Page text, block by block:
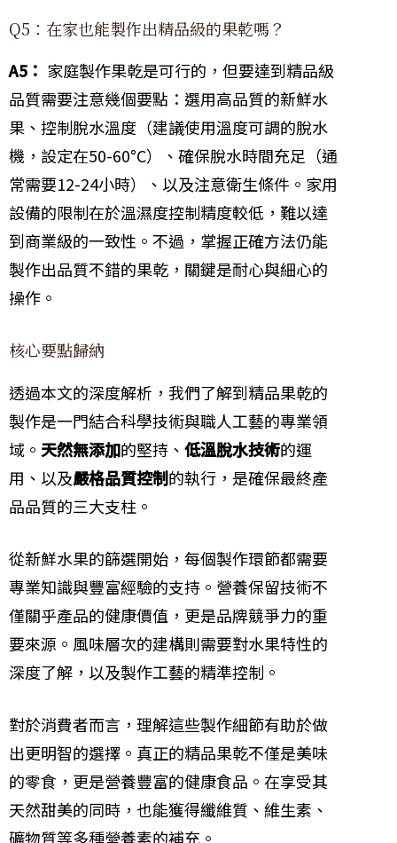
Q5：在家也能製作出精品級的果乾嗎？
A5： 家庭製作果乾是可行的，但要達到精品級
品質需要注意幾個要點：選用高品質的新鮮水
果、控制脫水溫度（建議使用溫度可調的脫水
機，設定在50-60°C）、確保脫水時間充足（通
常需要12-24小時）、以及注意衛生條件。家用
設備的限制在於溫濕度控制精度較低，難以達
到商業級的一致性。不過，掌握正確方法仍能
製作出品質不錯的果乾，關鍵是耐心與細心的
操作。
核心要點歸納
透過本文的深度解析，我們了解到精品果乾的
製作是一門結合科學技術與職人工藝的專業領
域。 天然無添加的堅持、 低溫脫水技術的運
用、以及嚴格品質控制的執行，是確保最終產
品品質的三大支柱。
從新鮮水果的篩選開始，每個製作環節都需要
專業知識與豐富經驗的支持。營養保留技術不
僅關乎產品的健康價值，更是品牌競爭力的重
要來源。風味層次的建構則需要對水果特性的
深度了解，以及製作工藝的精準控制。
對於消費者而言，理解這些製作細節有助於做
出更明智的選擇。真正的精品果乾不僅是美味
的零食，更是營養豐富的健康食品。在享受其
天然甜美的同時，也能獲得纖維質、維生素、
礦物質等多種營養素的補充。